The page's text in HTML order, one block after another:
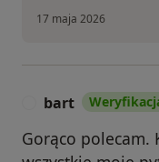
17 maja 2026
bart
Gorąco polecam.